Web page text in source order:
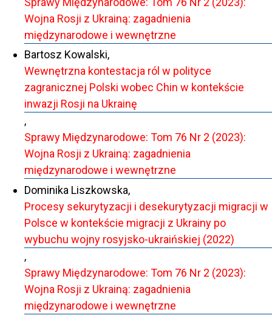
Wojna Rosji z Ukrainą: zagadnienia
międzynarodowe i wewnętrzne
Bartosz Kowalski,
Wewnętrzna kontestacja ról w polityce
zagranicznej Polski wobec Chin w kontekście
inwazji Rosji na Ukrainę
,
Sprawy Międzynarodowe: Tom 76 Nr 2 (2023):
Wojna Rosji z Ukrainą: zagadnienia
międzynarodowe i wewnętrzne
Dominika Liszkowska,
Procesy sekurytyzacji i desekurytyzacji migracji w
Polsce w kontekście migracji z Ukrainy po
wybuchu wojny rosyjsko-ukraińskiej (2022)
,
Sprawy Międzynarodowe: Tom 76 Nr 2 (2023):
Wojna Rosji z Ukrainą: zagadnienia
międzynarodowe i wewnętrzne